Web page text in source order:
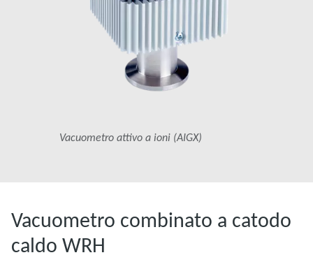
Vacuometro attivo a ioni (AIGX)
Vacuometro combinato a catodo
caldo WRH